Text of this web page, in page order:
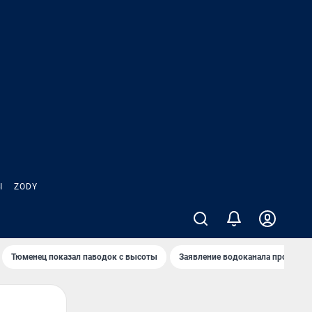
ZODY
Тюменец показал паводок с высоты Заявление водоканала про